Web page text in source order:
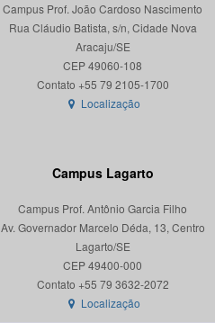
Campus Prof. João Cardoso Nascimento
Rua Cláudio Batista, s/n, Cidade Nova
Aracaju/SE
CEP 49060-108
Localização
Campus Lagarto
Campus Prof. Antônio Garcia Filho
Av. Governador Marcelo Déda, 13, Centro
Lagarto/SE
CEP 49400-000
Localização